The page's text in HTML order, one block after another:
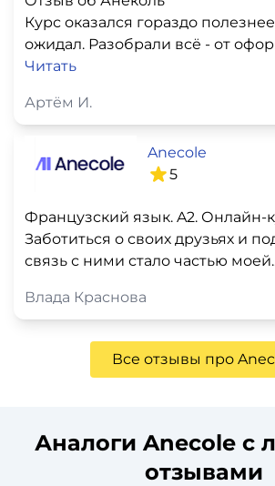
Курс оказался гораздо
ожидал. Разобрали всё - от
Читать
Артём И.
Anecole
5
Заботиться о своих друзьях и
связь с ними стало частью
Влада Краснова
Все отзывы про
Аналоги Anecole с
отзывами